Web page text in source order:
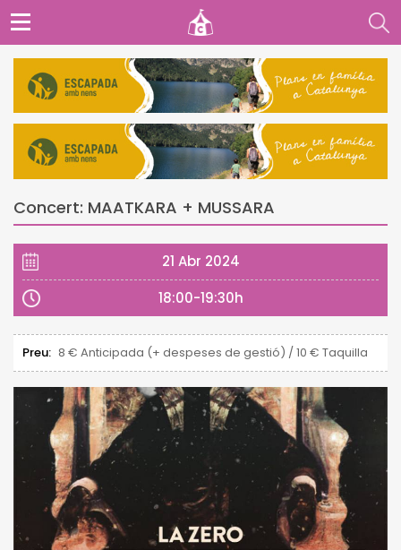
Concert: MAATKARA + MUSSARA
21 Abr 2024
18:00-19:30h
Preu: 8 € Anticipada (+ despeses de gestió) / 10 € Taquilla